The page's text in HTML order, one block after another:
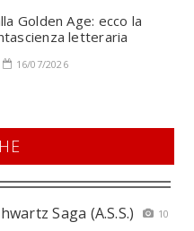
Golden Age: ecco la
letteraria
16/07/2026
Saga (A.S.S.)
10